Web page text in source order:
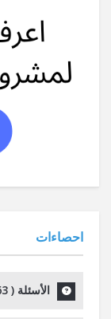
احصاءات
الأسئلة (